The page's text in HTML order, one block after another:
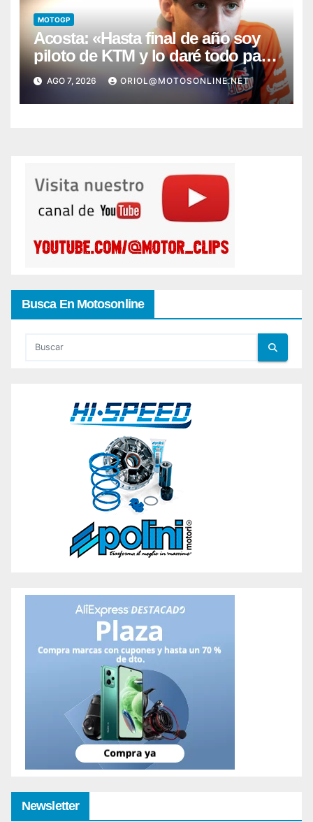
MOTOGP
Acosta: «Hasta final de año soy
piloto de KTM y lo daré todo para
conseguir mi primera victoria»
AGO 7, 2026 ORIOL@MOTOSONLINE.NET
Busca En Motosonline
Newsletter